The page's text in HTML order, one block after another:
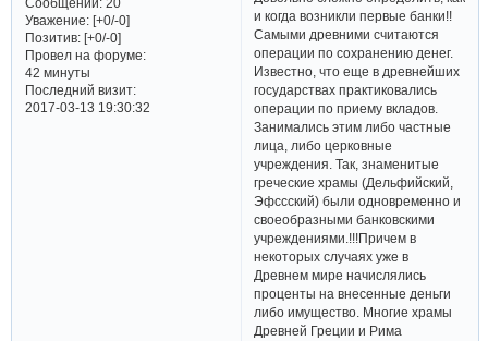
Уважение: [+0/-0]
Позитив: [+0/-0]
Провел на форуме:
42 минуты
Последний визит:
2017-03-13 19:30:32
и когда возникли первые банки!!
Самыми древними считаются
операции по сохранению денег.
Известно, что еще в древнейших
государствах практиковались
операции по приему вкладов.
Занимались этим либо частные
лица, либо церковные
учреждения. Так, знаменитые
греческие храмы (Дельфийский,
Эфссский) были одновременно и
своеобразными банковскими
учреждениями.!!!Причем в
некоторых случаях уже в
Древнем мире начислялись
проценты на внесенные деньги
либо имущество. Многие храмы
Древней Греции и Рима